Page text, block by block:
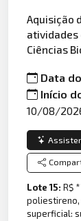
Aquisição
atividades
Ciências
Data
Início
10/08/
Lote 15:R$
poliestireno,
superficial: